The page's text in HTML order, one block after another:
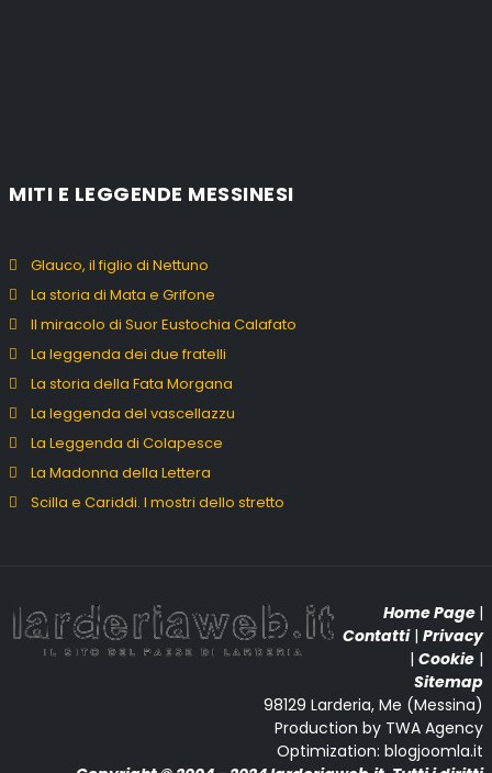
MITI E LEGGENDE MESSINESI
Glauco, il figlio di Nettuno
La storia di Mata e Grifone
Il miracolo di Suor Eustochia Calafato
La leggenda dei due fratelli
La storia della Fata Morgana
La leggenda del vascellazzu
La Leggenda di Colapesce
La Madonna della Lettera
Scilla e Cariddi. I mostri dello stretto
Home Page |
Contatti| Privacy
| Cookie |
Sitemap
98129 Larderia, Me (Messina)
Production by TWA Agency
Optimization: blogjoomla.it